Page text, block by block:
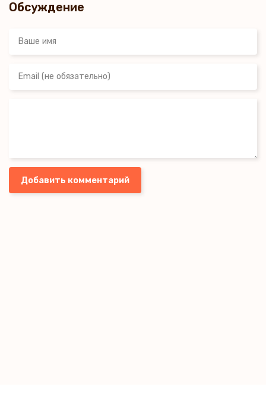
Обсуждение
Добавить комментарий